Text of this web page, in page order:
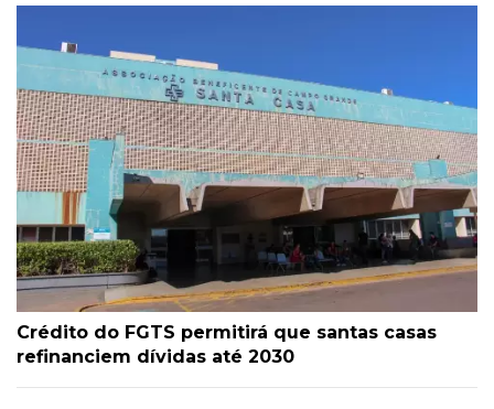
Crédito do FGTS permitirá que santas casas
refinanciem dívidas até 2030